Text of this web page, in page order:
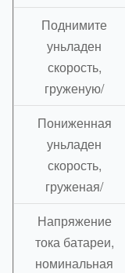
Поднимите
уньладен
скорость,
груженую/
Пониженная
уньладен
скорость,
груженая/
Напряжение
тока батареи,
номинальная